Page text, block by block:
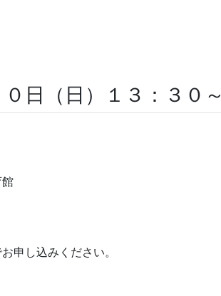
日（日）１３：３０～
お申し込みください。